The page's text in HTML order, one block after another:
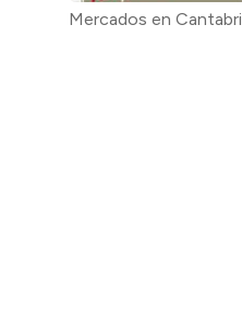
Mercados en